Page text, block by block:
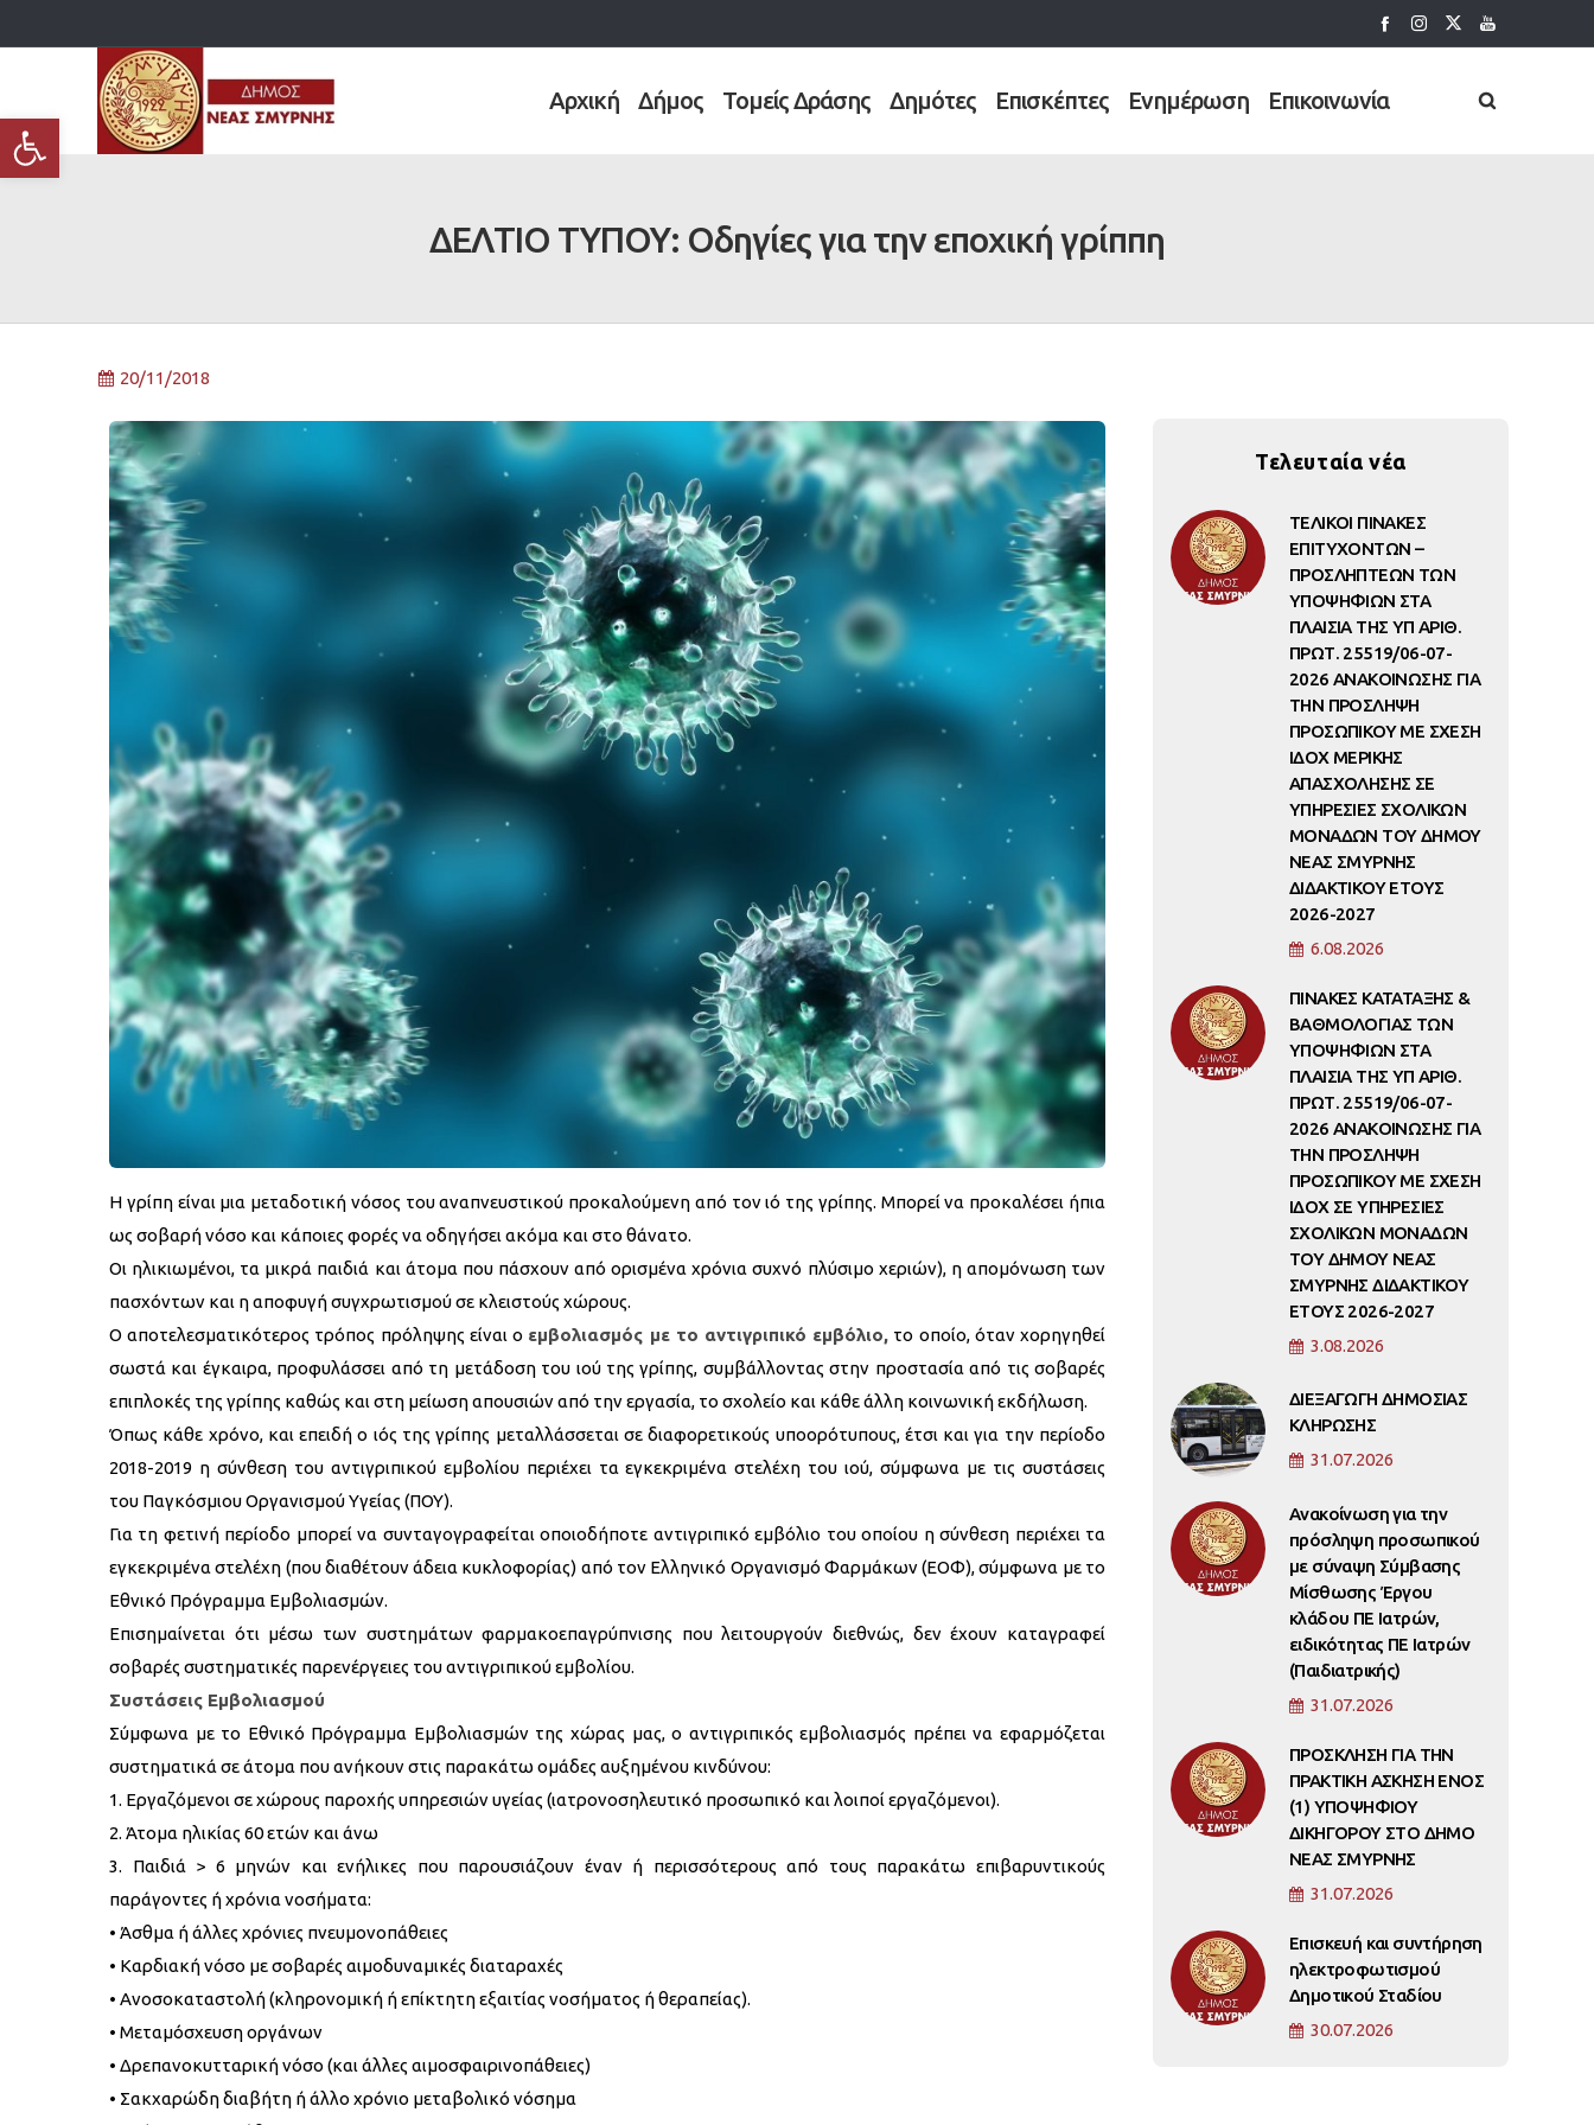
Ανοίξτε τη γραμμή εργαλείων
Αρχική Δήμος Τομείς Δράσης Δημότες Επισκέπτες Ενημέρωση Επικοινωνία
ΔΕΛΤΙΟ ΤΥΠΟΥ: Οδηγίες για την εποχική γρίππη
20/11/2018
Η γρίπη είναι μια μεταδοτική νόσος του αναπνευστικού προκαλούμενη από τον ιό της γρίπης. Μπορεί να προκαλέσει ήπια
ως σοβαρή νόσο και κάποιες φορές να οδηγήσει ακόμα και στο θάνατο.
Οι ηλικιωμένοι, τα μικρά παιδιά και άτομα που πάσχουν από ορισμένα χρόνια συχνό πλύσιμο χεριών), η απομόνωση των
πασχόντων και η αποφυγή συγχρωτισμού σε κλειστούς χώρους.
Ο αποτελεσματικότερος τρόπος πρόληψης είναι ο εμβολιασμός με το αντιγριπικό εμβόλιο, το οποίο, όταν χορηγηθεί
σωστά και έγκαιρα, προφυλάσσει από τη μετάδοση του ιού της γρίπης, συμβάλλοντας στην προστασία από τις σοβαρές
επιπλοκές της γρίπης καθώς και στη μείωση απουσιών από την εργασία, το σχολείο και κάθε άλλη κοινωνική εκδήλωση.
Όπως κάθε χρόνο, και επειδή ο ιός της γρίπης μεταλλάσσεται σε διαφορετικούς υποορότυπους, έτσι και για την περίοδο
2018-2019 η σύνθεση του αντιγριπικού εμβολίου περιέχει τα εγκεκριμένα στελέχη του ιού, σύμφωνα με τις συστάσεις
του Παγκόσμιου Οργανισμού Υγείας (ΠΟΥ).
Για τη φετινή περίοδο μπορεί να συνταγογραφείται οποιοδήποτε αντιγριπικό εμβόλιο του οποίου η σύνθεση περιέχει τα
εγκεκριμένα στελέχη (που διαθέτουν άδεια κυκλοφορίας) από τον Ελληνικό Οργανισμό Φαρμάκων (ΕΟΦ), σύμφωνα με το
Εθνικό Πρόγραμμα Εμβολιασμών.
Επισημαίνεται ότι μέσω των συστημάτων φαρμακοεπαγρύπνισης που λειτουργούν διεθνώς, δεν έχουν καταγραφεί
σοβαρές συστηματικές παρενέργειες του αντιγριπικού εμβολίου.
Συστάσεις Εμβολιασμού
Σύμφωνα με το Εθνικό Πρόγραμμα Εμβολιασμών της χώρας μας, ο αντιγριπικός εμβολιασμός πρέπει να εφαρμόζεται
συστηματικά σε άτομα που ανήκουν στις παρακάτω ομάδες αυξημένου κινδύνου:
1. Εργαζόμενοι σε χώρους παροχής υπηρεσιών υγείας (ιατρονοσηλευτικό προσωπικό και λοιποί εργαζόμενοι).
2. Άτομα ηλικίας 60 ετών και άνω
3. Παιδιά > 6 μηνών και ενήλικες που παρουσιάζουν έναν ή περισσότερους από τους παρακάτω επιβαρυντικούς
παράγοντες ή χρόνια νοσήματα:
• Άσθμα ή άλλες χρόνιες πνευμονοπάθειες
• Καρδιακή νόσο με σοβαρές αιμοδυναμικές διαταραχές
• Ανοσοκαταστολή (κληρονομική ή επίκτητη εξαιτίας νοσήματος ή θεραπείας).
• Μεταμόσχευση οργάνων
• Δρεπανοκυτταρική νόσο (και άλλες αιμοσφαιρινοπάθειες)
• Σακχαρώδη διαβήτη ή άλλο χρόνιο μεταβολικό νόσημα
Τελευταία νέα
ΤΕΛΙΚΟΙ ΠΙΝΑΚΕΣ
ΕΠΙΤΥΧΟΝΤΩΝ –
ΠΡΟΣΛΗΠΤΕΩΝ ΤΩΝ
ΥΠΟΨΗΦΙΩΝ ΣΤΑ
ΠΛΑΙΣΙΑ ΤΗΣ ΥΠ ΑΡΙΘ.
ΠΡΩΤ. 25519/06-07-
2026 ΑΝΑΚΟΙΝΩΣΗΣ ΓΙΑ
ΤΗΝ ΠΡΟΣΛΗΨΗ
ΠΡΟΣΩΠΙΚΟΥ ΜΕ ΣΧΕΣΗ
ΙΔΟΧ ΜΕΡΙΚΗΣ
ΑΠΑΣΧΟΛΗΣΗΣ ΣΕ
ΥΠΗΡΕΣΙΕΣ ΣΧΟΛΙΚΩΝ
ΜΟΝΑΔΩΝ ΤΟΥ ΔΗΜΟΥ
ΝΕΑΣ ΣΜΥΡΝΗΣ
ΔΙΔΑΚΤΙΚΟΥ ΕΤΟΥΣ
2026-2027
6.08.2026
ΠΙΝΑΚΕΣ ΚΑΤΑΤΑΞΗΣ &
ΒΑΘΜΟΛΟΓΙΑΣ ΤΩΝ
ΥΠΟΨΗΦΙΩΝ ΣΤΑ
ΠΛΑΙΣΙΑ ΤΗΣ ΥΠ ΑΡΙΘ.
ΠΡΩΤ. 25519/06-07-
2026 ΑΝΑΚΟΙΝΩΣΗΣ ΓΙΑ
ΤΗΝ ΠΡΟΣΛΗΨΗ
ΠΡΟΣΩΠΙΚΟΥ ΜΕ ΣΧΕΣΗ
ΙΔΟΧ ΣΕ ΥΠΗΡΕΣΙΕΣ
ΣΧΟΛΙΚΩΝ ΜΟΝΑΔΩΝ
ΤΟΥ ΔΗΜΟΥ ΝΕΑΣ
ΣΜΥΡΝΗΣ ΔΙΔΑΚΤΙΚΟΥ
ΕΤΟΥΣ 2026-2027
3.08.2026
ΔΙΕΞΑΓΩΓΗ ΔΗΜΟΣΙΑΣ
ΚΛΗΡΩΣΗΣ
31.07.2026
Ανακοίνωση για την
πρόσληψη προσωπικού
με σύναψη Σύμβασης
Μίσθωσης Έργου
κλάδου ΠΕ Ιατρών,
ειδικότητας ΠΕ Ιατρών
(Παιδιατρικής)
31.07.2026
ΠΡΟΣΚΛΗΣΗ ΓΙΑ ΤΗΝ
ΠΡΑΚΤΙΚΗ ΑΣΚΗΣΗ ΕΝΟΣ
(1) ΥΠΟΨΗΦΙΟΥ
ΔΙΚΗΓΟΡΟΥ ΣΤΟ ΔΗΜΟ
ΝΕΑΣ ΣΜΥΡΝΗΣ
31.07.2026
Επισκευή και συντήρηση
ηλεκτροφωτισμού
Δημοτικού Σταδίου
30.07.2026